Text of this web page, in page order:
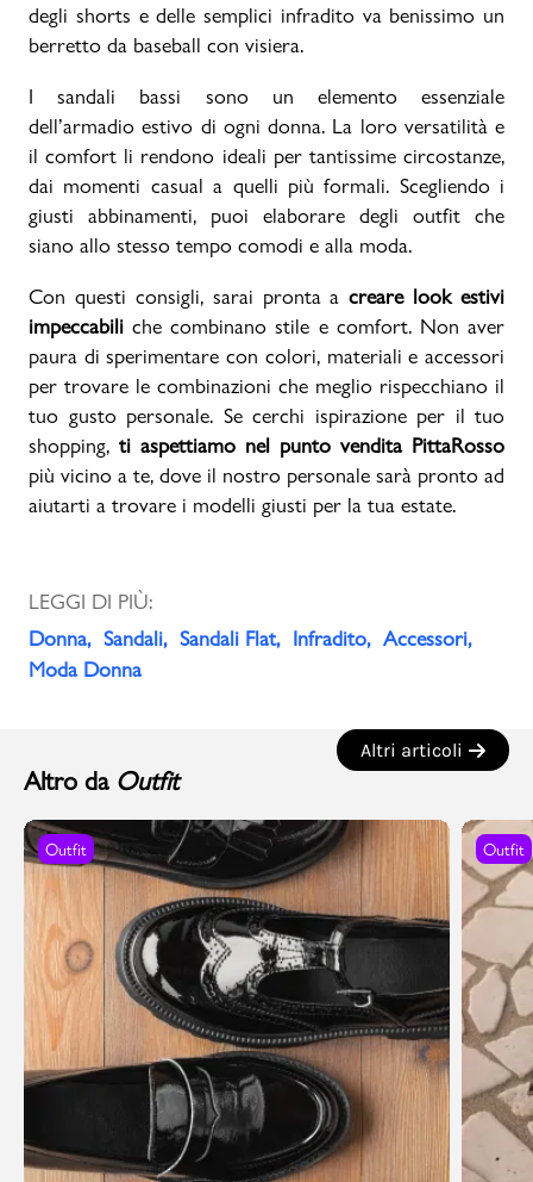
degli shorts e delle semplici infradito va benissimo un
berretto da baseball con visiera.
I sandali bassi sono un elemento essenziale
dell’armadio estivo di ogni donna. La loro versatilità e
il comfort li rendono ideali per tantissime circostanze,
dai momenti casual a quelli più formali. Scegliendo i
giusti abbinamenti, puoi elaborare degli outfit che
siano allo stesso tempo comodi e alla moda.
Con questi consigli, sarai pronta acreare look estivi
impeccabili che combinano stile e comfort. Non aver
paura di sperimentare con colori, materiali e accessori
per trovare le combinazioni che meglio rispecchiano il
tuo gusto personale. Se cerchi ispirazione per il tuo
shopping, ti aspettiamo nel punto vendita PittaRosso
più vicino a te, dove il nostro personale sarà pronto ad
aiutarti a trovare i modelli giusti per la tua estate.
LEGGI DI PIÙ:
Donna
Sandali Sandali Flat Infradito
Accessori
Moda Donna
Altro da Outfit
Altri articoli
Outfit Outfit